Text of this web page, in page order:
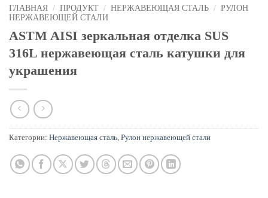
ГЛАВНАЯ / ПРОДУКТ / НЕРЖАВЕЮЩАЯ СТАЛЬ / РУЛОН
НЕРЖАВЕЮЩЕЙ СТАЛИ
ASTM AISI зеркальная отделка SUS
316L нержавеющая сталь катушки для
украшения
Категории: Нержавеющая сталь, Рулон нержавеющей стали